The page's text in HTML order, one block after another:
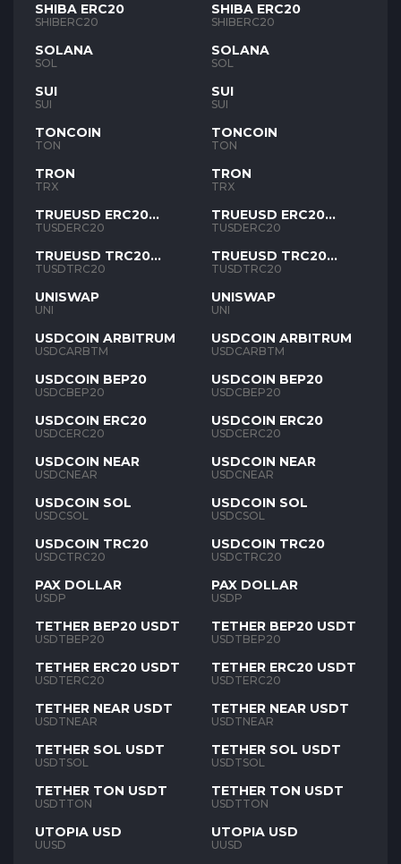
SHIBA ERC20
SHIBERC20
SOLANA
SOL
SUI
SUI
TONCOIN
TON
TRON
TRX
TRUEUSD ERC20
TUSD
TUSDERC20
TRUEUSD TRC20
TUSD
TUSDTRC20
UNISWAP
UNI
USDCOIN ARBITRUM
USDCARBTM
USDCOIN BEP20
USDCBEP20
USDCOIN ERC20
USDCERC20
USDCOIN NEAR
USDCNEAR
USDCOIN SOL
USDCSOL
USDCOIN TRC20
USDCTRC20
PAX DOLLAR
USDP
TETHER BEP20 USDT
USDTBEP20
TETHER ERC20 USDT
USDTERC20
TETHER NEAR USDT
USDTNEAR
TETHER SOL USDT
USDTSOL
TETHER TON USDT
USDTTON
UTOPIA USD
UUSD
SHIBA ERC20
SHIBERC20
SOLANA
SOL
SUI
SUI
TONCOIN
TON
TRON
TRX
TRUEUSD ERC20
TUSD
TUSDERC20
TRUEUSD TRC20
TUSD
TUSDTRC20
UNISWAP
UNI
USDCOIN ARBITRUM
USDCARBTM
USDCOIN BEP20
USDCBEP20
USDCOIN ERC20
USDCERC20
USDCOIN NEAR
USDCNEAR
USDCOIN SOL
USDCSOL
USDCOIN TRC20
USDCTRC20
PAX DOLLAR
USDP
TETHER BEP20 USDT
USDTBEP20
TETHER ERC20 USDT
USDTERC20
TETHER NEAR USDT
USDTNEAR
TETHER SOL USDT
USDTSOL
TETHER TON USDT
USDTTON
UTOPIA USD
UUSD